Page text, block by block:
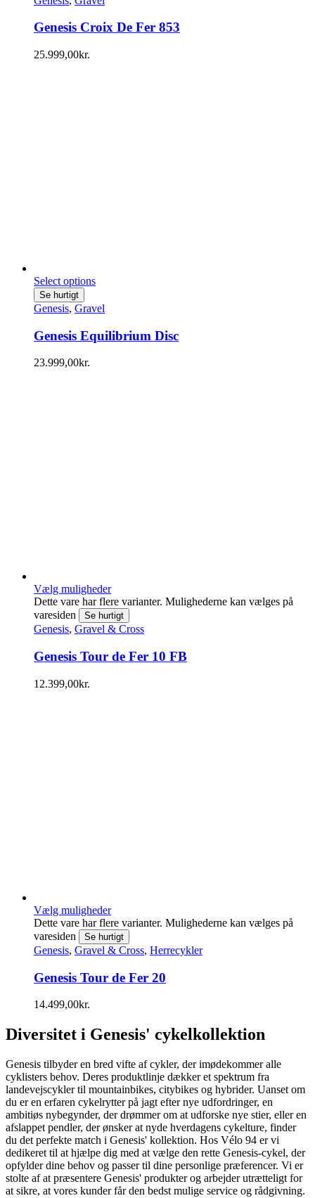
Genesis Croix De Fer 853
25.999,00kr.
Select options
Se hurtigt
Genesis, Gravel
Genesis Equilibrium Disc
23.999,00kr.
Vælg muligheder
Dette vare har flere varianter. Mulighederne kan vælges på
varesiden
Se hurtigt
Genesis, Gravel & Cross
Genesis Tour de Fer 10 FB
12.399,00kr.
Vælg muligheder
Dette vare har flere varianter. Mulighederne kan vælges på
varesiden
Se hurtigt
Genesis, Gravel & Cross, Herrecykler
Genesis Tour de Fer 20
14.499,00kr.
Diversitet i Genesis' cykelkollektion
Genesis tilbyder en bred vifte af cykler, der imødekommer alle
cyklisters behov. Deres produktlinje dækker et spektrum fra
landevejscykler til mountainbikes, citybikes og hybrider. Uanset om
du er en erfaren cykelrytter på jagt efter nye udfordringer, en
ambitiøs nybegynder, der drømmer om at udforske nye stier, eller en
afslappet pendler, der ønsker at nyde hverdagens cykelture, finder
du det perfekte match i Genesis' kollektion. Hos Vélo 94 er vi
dedikeret til at hjælpe dig med at vælge den rette Genesis-cykel, der
opfylder dine behov og passer til dine personlige præferencer. Vi er
stolte af at præsentere Genesis' produkter og arbejder utrætteligt for
at sikre, at vores kunder får den bedst mulige service og rådgivning.